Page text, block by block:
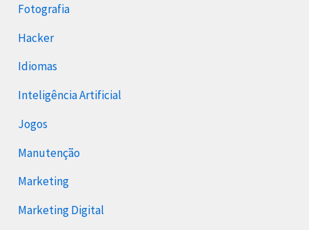
Fotografia
Hacker
Idiomas
Inteligência Artificial
Jogos
Manutenção
Marketing
Marketing Digital